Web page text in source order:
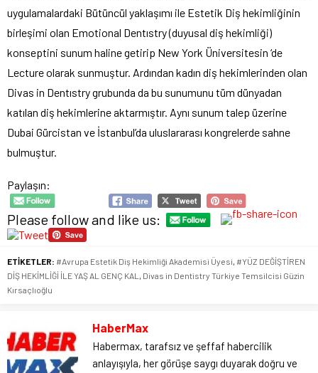
uygulamalardaki Bütüncül yaklaşımı ile Estetik Diş hekimliğinin
birleşimi olan Emotional Dentıstry (duyusal diş hekimliği)
konseptini sunum haline getirip New York Üniversitesin ‘de
Lecture olarak sunmuştur. Ardından kadın diş hekimlerinden olan
Divas in Dentıstry grubunda da bu sunumunu tüm dünyadan
katılan diş hekimlerine aktarmıştır. Aynı sunum talep üzerine
Dubai Gürcistan ve İstanbul’da uluslararası kongrelerde sahne
bulmuştur.
Paylaşın:
Please follow and like us:
ETİKETLER: #Avrupa Estetik Diş Hekimliği Akademisi Üyesi, #YÜZ DEĞİŞTİREN
DİŞ HEKİMLİĞİ İLE YAŞ AL GENÇ KAL , Divas in Dentistry Türkiye Temsilcisi Güzin
Kırsaçlıoğlu
HaberMax
Habermax, tarafsız ve şeffaf habercilik
anlayışıyla, her görüşe saygı duyarak doğru ve